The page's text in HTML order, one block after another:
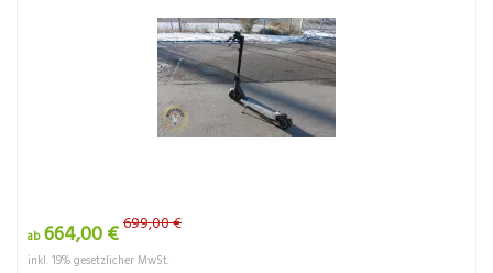
ab664,00 €699,00 €
inkl. 19% gesetzlicher MwSt.